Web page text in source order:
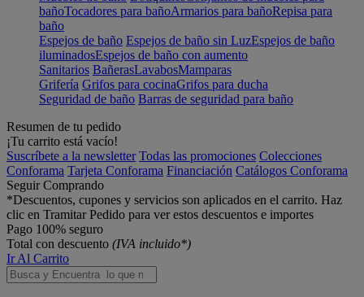
bañoTocadores para bañoArmarios para bañoRepisa para
baño
Espejos de baño Espejos de baño sin LuzEspejos de baño
iluminadosEspejos de baño con aumento
Sanitarios BañerasLavabosMamparas
Grifería Grifos para cocinaGrifos para ducha
Seguridad de baño Barras de seguridad para baño
Resumen de tu pedido
¡Tu carrito está vacío!
Suscríbete a la newsletter Todas las promociones Colecciones
Conforama Tarjeta Conforama Financiación Catálogos Conforama
Seguir Comprando
*Descuentos, cupones y servicios son aplicados en el carrito. Haz
clic en Tramitar Pedido para ver estos descuentos e importes
Pago 100% seguro
Total con descuento (IVA incluido*)
Ir Al Carrito